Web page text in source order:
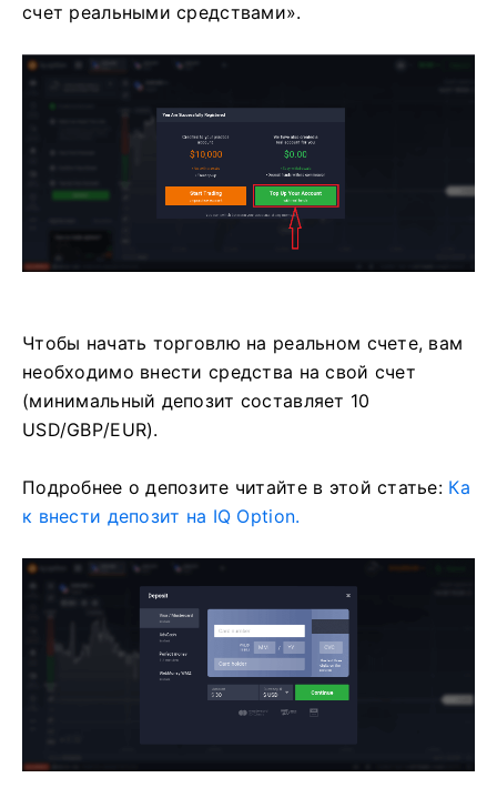
счет реальными средствами».
Чтобы начать торговлю на реальном счете, вам
необходимо внести средства на свой счет
(минимальный депозит составляет 10
USD/GBP/EUR).
Подробнее о депозите читайте в этой статье: Ка
к внести депозит на IQ Option.